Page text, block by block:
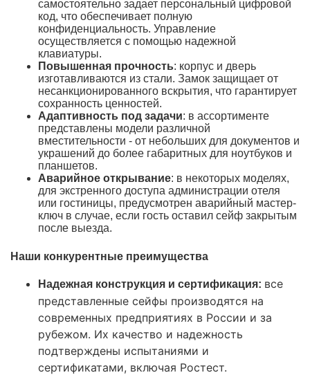
самостоятельно задает персональный цифровой
код, что обеспечивает полную
конфиденциальность. Управление
осуществляется с помощью надежной
клавиатуры.
Повышенная прочность: корпус и дверь
изготавливаются из стали. Замок защищает от
несанкционированного вскрытия, что гарантирует
сохранность ценностей.
Адаптивность под задачи: в ассортименте
представлены модели различной
вместительности - от небольших для документов и
украшений до более габаритных для ноутбуков и
планшетов.
Аварийное открывание: в некоторых моделях,
для экстренного доступа администрации отеля
или гостиницы, предусмотрен аварийный мастер-
ключ в случае, если гость оставил сейф закрытым
после выезда.
Наши конкурентные преимущества
Надежная конструкция и сертификация: все
представленные сейфы производятся на
современных предприятиях в России и за
рубежом. Их качество и надежность
подтверждены испытаниями и
сертификатами, включая Ростест.